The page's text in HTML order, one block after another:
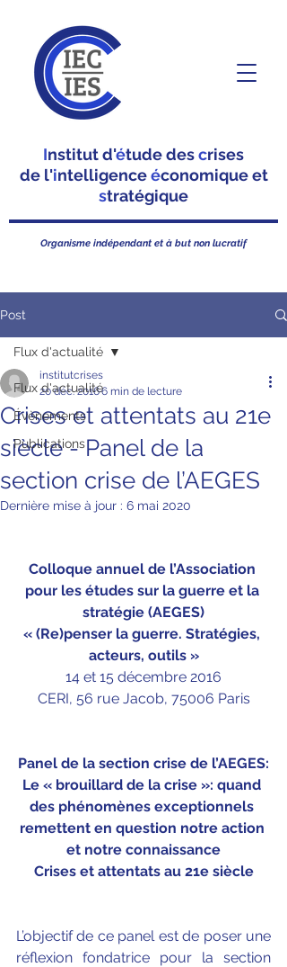
Institut d'étude descrises
de l'intelligenceéconomique et
stratégique
Organisme indépendant et à but non lucratif
Post
Flux d'actualité
Évènements
Publications
Flux d'actualité
Crises et attentats au 21e
siècle - Panel de la
section crise de l’AEGES
institutcrises
20 déc. 20166 min de lecture
Dernière mise à jour : 6 mai 2020
Colloque annuel de l’Association
pour les études sur la guerre et la
stratégie (AEGES)
« (Re)penser la guerre. Stratégies,
acteurs, outils »
14 et 15 décembre 2016
CERI, 56 rue Jacob, 75006 Paris
Panel de la section crise de l’AEGES:
Le « brouillard de la crise »: quand
des phénomènes exceptionnels
remettent en question notre action
et notre connaissance
Crises et attentats au 21e siècle
L’objectif de ce panel est de poser une
réflexion fondatrice pour la section